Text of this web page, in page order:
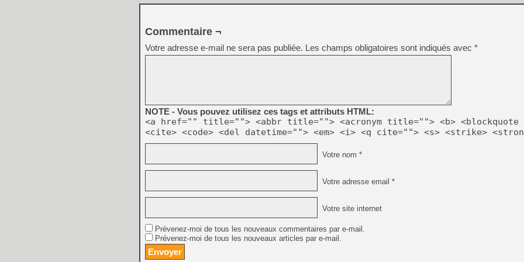
Commentaire ¬
Votre adresse e-mail ne sera pas publiée. Les champs obligatoires sont indiqués avec *
NOTE - Vous pouvez utilisez ces tags et attributs HTML:
<a href="" title=""> <abbr title=""> <acronym title=""> <b> <blockquote
<cite> <code> <del datetime=""> <em> <i> <q cite=""> <s> <strike>
Votre nom *
Votre adresse email *
Votre site internet
Prévenez-moi de tous les nouveaux commentaires par e-mail.
Prévenez-moi de tous les nouveaux articles par e-mail.